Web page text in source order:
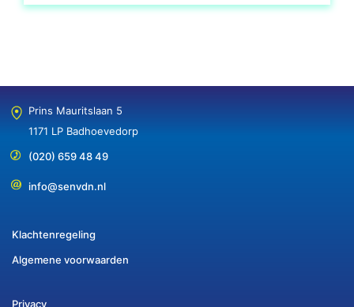
Prins Mauritslaan 5
1171 LP Badhoevedorp
(020) 659 48 49
info@senvdn.nl
Klachtenregeling
Algemene voorwaarden
Privacy